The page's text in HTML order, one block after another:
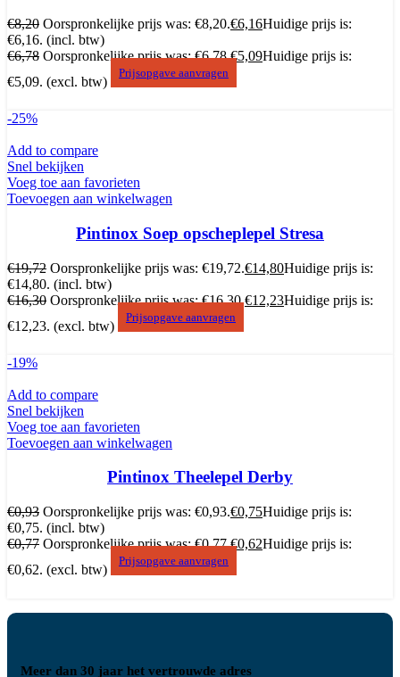
€8,20 Oorspronkelijke prijs was: €8,20.€6,16Huidige prijs is:
€6,16. (incl. btw)
€6,78 Oorspronkelijke prijs was: €6,78.€5,09Huidige prijs is:
€5,09. (excl. btw)
Prijsopgave aanvragen
-25%
Add to compare
Snel bekijken
Voeg toe aan favorieten
Toevoegen aan winkelwagen
Pintinox Soep opscheplepel Stresa
€19,72 Oorspronkelijke prijs was: €19,72.€14,80Huidige prijs is:
€14,80. (incl. btw)
€16,30 Oorspronkelijke prijs was: €16,30.€12,23Huidige prijs is:
€12,23. (excl. btw)
Prijsopgave aanvragen
-19%
Add to compare
Snel bekijken
Voeg toe aan favorieten
Toevoegen aan winkelwagen
Pintinox Theelepel Derby
€0,93 Oorspronkelijke prijs was: €0,93.€0,75Huidige prijs is:
€0,75. (incl. btw)
€0,77 Oorspronkelijke prijs was: €0,77.€0,62Huidige prijs is:
€0,62. (excl. btw)
Prijsopgave aanvragen
Meer dan 30 jaar het vertrouwde adres